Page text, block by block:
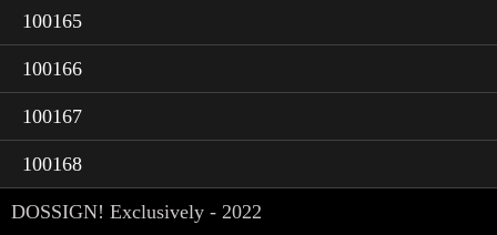
100165
100166
100167
100168
DOSSIGN! Exclusively - 2022